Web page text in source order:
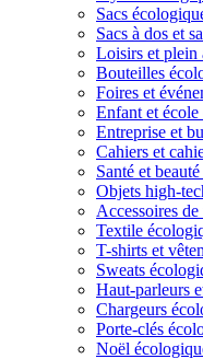
Sacs
Sacs à dos et
Loisirs et plein
Bouteilles
Foires et
Enfant et
Entreprise et
Cahiers et
Santé et
Objets high-
Accessoires
Textile
T-shirts et
Sweats
Haut-parleurs
Chargeurs
Porte-clés
Noël